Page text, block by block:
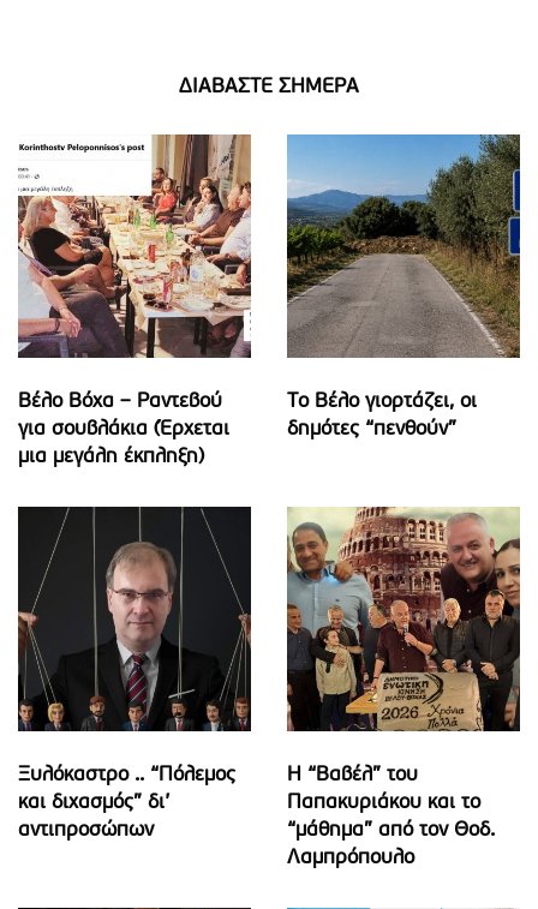
ΔΙΑΒΑΣΤΕ ΣΗΜΕΡΑ
Βέλο Βόχα – Ραντεβού
για σουβλάκια (Έρχεται
μια μεγάλη έκπληξη)
Το Βέλο γιορτάζει, οι
δημότες “πενθούν”
Ξυλόκαστρο .. “Πόλεμος
και διχασμός” δι’
αντιπροσώπων
Η “Βαβέλ” του
Παπακυριάκου και το
“μάθημα” από τον Θοδ.
Λαμπρόπουλο